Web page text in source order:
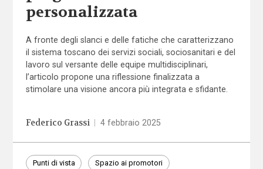
personalizzata
A fronte degli slanci e delle fatiche che caratterizzano
il sistema toscano dei servizi sociali, sociosanitari e del
lavoro sul versante delle equipe multidisciplinari,
l’articolo propone una riflessione finalizzata a
stimolare una visione ancora più integrata e sfidante.
Federico Grassi 4 febbraio 2025
Punti di vista Spazio ai promotori